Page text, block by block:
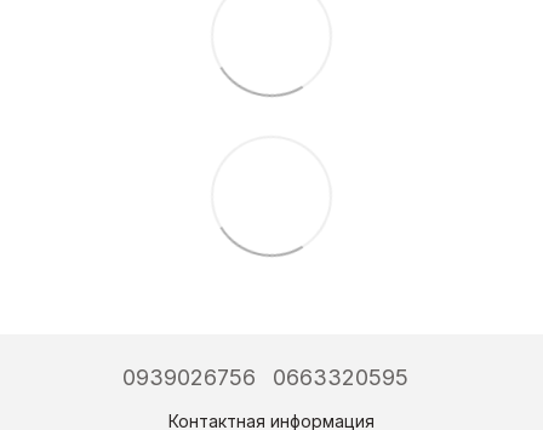
0939026756 0663320595
Контактная информация